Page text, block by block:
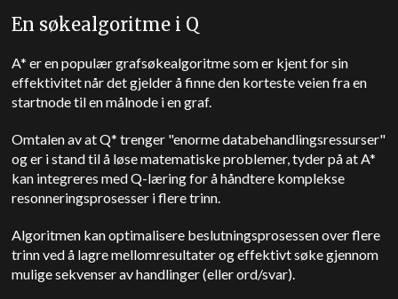
En søkealgoritme i Q
A* er en populær grafsøkealgoritme som er kjent for sin
effektivitet når det gjelder å finne den korteste veien fra en
startnode til en målnode i en graf.
Omtalen av at Q* trenger "enorme databehandlingsressurser"
og er i stand til å løse matematiske problemer, tyder på at A*
kan integreres med Q-læring for å håndtere komplekse
resonneringsprosesser i flere trinn.
Algoritmen kan optimalisere beslutningsprosessen over flere
trinn ved å lagre mellomresultater og effektivt søke gjennom
mulige sekvenser av handlinger (eller ord/svar).